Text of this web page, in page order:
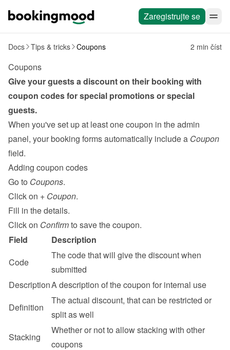
Zaregistrujte se
Docs Tips & tricks Coupons 2 min číst
Coupons
Give your guests a discount on their booking with
coupon codes for special promotions or special
guests.
When you've set up at least one coupon in the admin
panel, your booking forms automatically include a Coupon
field.
Adding coupon codes
Go to Coupons.
Click on + Coupon.
Fill in the details.
Click on Confirm to save the coupon.
Field
Description
Code
The code that will give the discount when
submitted
DescriptionA description of the coupon for internal use
Definition
The actual discount, that can be restricted or
split as well
Stacking
Whether or not to allow stacking with other
coupons